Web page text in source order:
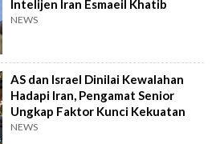
Intelijen Iran Esmaeil Khatib
NEWS
AS dan Israel Dinilai Kewalahan
Hadapi Iran, Pengamat Senior
Ungkap Faktor Kunci Kekuatan
NEWS